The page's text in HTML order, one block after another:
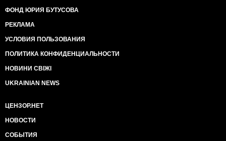
ФОНД ЮРИЯ БУТУСОВА
РЕКЛАМА
УСЛОВИЯ ПОЛЬЗОВАНИЯ
ПОЛИТИКА КОНФИДЕНЦИАЛЬНОСТИ
НОВИНИ СВІЖІ
UKRAINIAN NEWS
ЦЕНЗОР.НЕТ
НОВОСТИ
СОБЫТИЯ